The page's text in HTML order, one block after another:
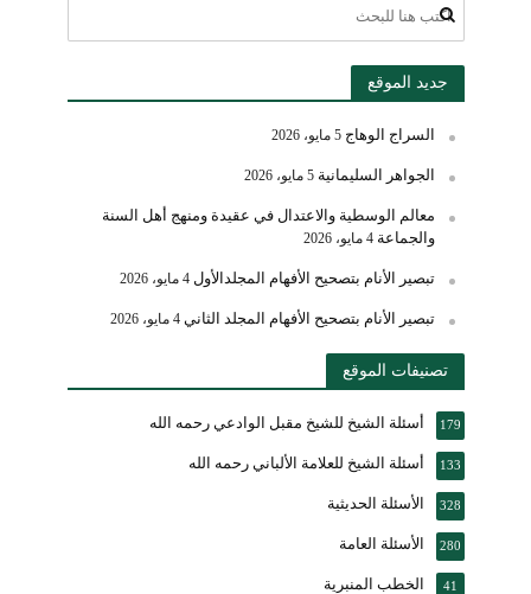
جديد الموقع
السراج الوهاج 5 مايو، 2026
الجواهر السليمانية 5 مايو، 2026
معالم الوسطية والاعتدال في عقيدة ومنهج أهل السنة
والجماعة 4 مايو، 2026
تبصير الأنام بتصحيح الأفهام المجلدالأول 4 مايو، 2026
تبصير الأنام بتصحيح الأفهام المجلد الثاني 4 مايو، 2026
تصنيفات الموقع
أسئلة الشيخ للشيخ مقبل الوادعي رحمه الله 179
أسئلة الشيخ للعلامة الألباني رحمه الله 133
الأسئلة الحديثية 328
الأسئلة العامة 280
الخطب المنبرية 41